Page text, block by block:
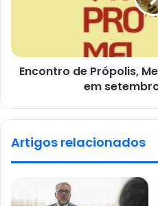
Encontro de Própolis,
em
Artigos relacionados